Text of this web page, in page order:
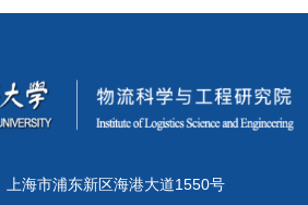
上海市浦东新区海港大道1550号